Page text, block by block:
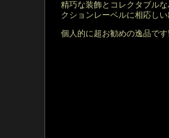
精巧な装飾とコレクタブル
クションレーベルに相応しい
個人的に超お勧めの逸品です